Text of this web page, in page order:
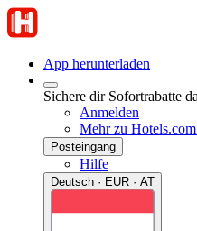
App herunterladen
Sichere dir Sofortrabatte
Anmelden
Mehr zu
Posteingang
Hilfe
Deutsch · EUR · AT